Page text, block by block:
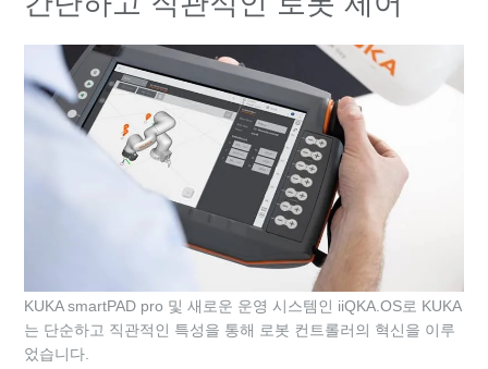
KUKA smartPAD pro 및 새로운 운영 시스템인 iiQKA.OS로 KUKA
는 단순하고 직관적인 특성을 통해 로봇 컨트롤러의 혁신을 이루
었습니다.